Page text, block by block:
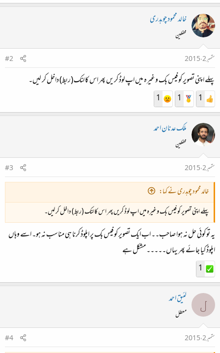
خالد محمود چوہدری
محفلین
ستمبر 2، 2015
#2
پہلے اپنی تصویر کو فیس بک وغیرہ میں اپ لوڈ کریں پھر اس کا لنک (ربط) داخل کر لیں۔
1
1
1
ملک عدنان احمد
محفلین
ستمبر 2، 2015
#3
خالد محمود چوہدری نے کہا:
پہلے اپنی تصویر کو فیس بک وغیرہ میں اپ لوڈ کریں پھر اس کا لنک (ربط) داخل کر لیں۔
یہ تو کوئی حل نہ ہوا صاحب۔۔ اب ایک تصویر کو فیس بک پر اپلوڈ کرنا ہی مناسب نہ ہو۔ اسے وہاں
اپلوڈ کیا جائے پھر یہاں۔۔۔۔۔ مشکل ہے
1
ل لئیق احمد
معطل
ستمبر 2، 2015
#4